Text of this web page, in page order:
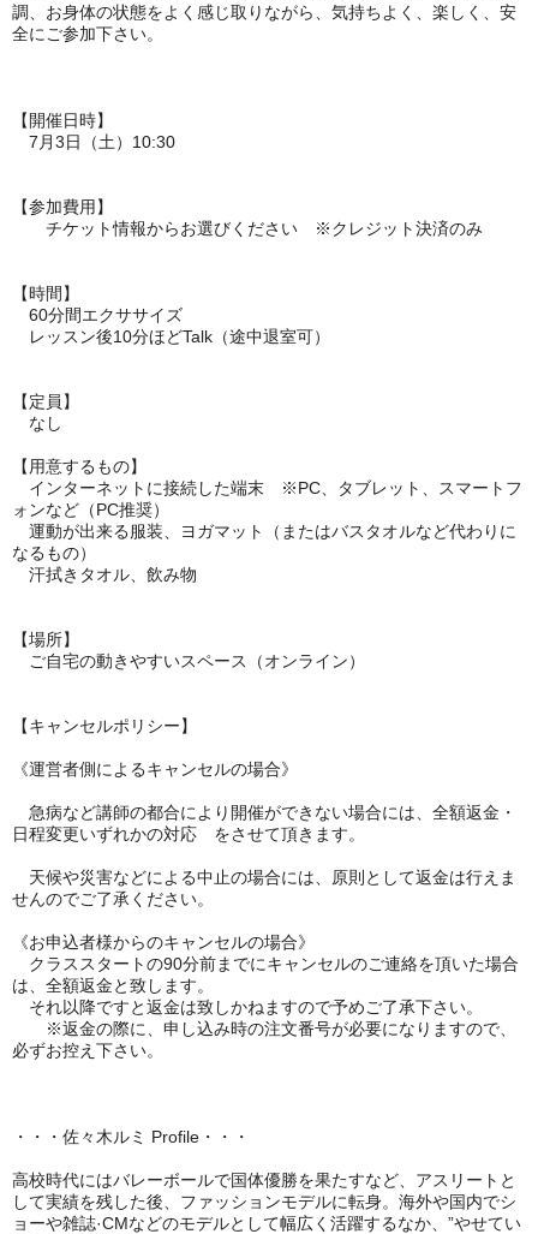
調、お身体の状態をよく感じ取りながら、気持ちよく、楽しく、安
全にご参加下さい。
【開催日時】
7月3日（土）10:30
【参加費用】
チケット情報からお選びください ※クレジット決済のみ
【時間】
60分間エクササイズ
レッスン後10分ほどTalk（途中退室可）
【定員】
なし
【用意するもの】
インターネットに接続した端末 ※PC、タブレット、スマートフ
ォンなど（PC推奨）
運動が出来る服装、ヨガマット（またはバスタオルなど代わりに
なるもの）
汗拭きタオル、飲み物
【場所】
ご自宅の動きやすいスペース（オンライン）
【キャンセルポリシー】
《運営者側によるキャンセルの場合》
急病など講師の都合により開催ができない場合には、全額返金・
日程変更いずれかの対応 をさせて頂きます。
天候や災害などによる中止の場合には、原則として返金は行えま
せんのでご了承ください。
《お申込者様からのキャンセルの場合》
クラススタートの90分前までにキャンセルのご連絡を頂いた場合
は、全額返金と致します。
それ以降ですと返金は致しかねますので予めご了承下さい。
※返金の際に、申し込み時の注文番号が必要になりますので、
必ずお控え下さい。
・・・佐々木ルミ Profile・・・
高校時代にはバレーボールで国体優勝を果たすなど、アスリートと
して実績を残した後、ファッションモデルに転身。海外や国内でシ
ョーや雑誌·CMなどのモデルとして幅広く活躍するなか、”やせてい